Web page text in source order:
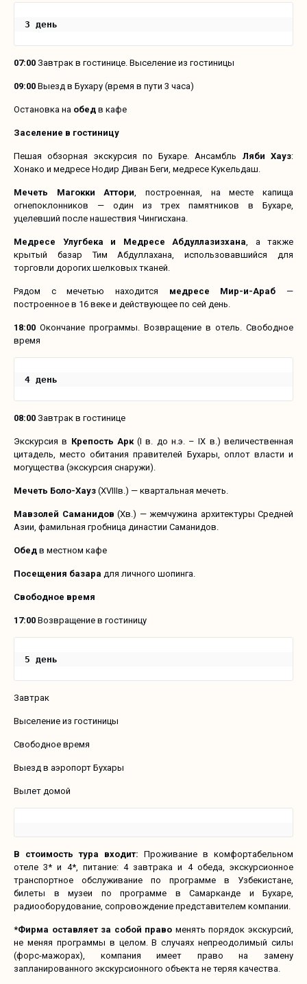
3 день
07:00 Завтрак в гостинице. Выселение из гостиницы
09:00 Выезд в Бухару (время в пути 3 часа)
Остановка на обед в кафе
Заселение в гостиницу
Пешая обзорная экскурсия по Бухаре. Ансамбль Ляби Хауз:
Хонако и медресе Нодир Диван Беги, медресе Кукельдаш.
Мечеть Магокки Аттори , построенная, на месте капища
огнепоклонников — один из трех памятников в Бухаре,
уцелевший после нашествия Чингисхана.
Медресе Улугбека и Медресе Абдуллазизхана , а также
крытый базар Тим Абдуллахана, использовавшийся для
торговли дорогих шелковых тканей.
Рядом с мечетью находится медресе Мир-и-Араб —
построенное в 16 веке и действующее по сей день.
18:00 Окончание программы. Возвращение в отель. Свободное
время
4 день
08:00 Завтрак в гостинице
Экскурсия в Крепость Арк(I в. до н.э. – IX в.) величественная
цитадель, место обитания правителей Бухары, оплот власти и
могущества (экскурсия снаружи).
Мечеть Боло-Хауз (XVIIIв.) — квартальная мечеть.
Мавзолей Саманидов (Xв.) — жемчужина архитектуры Средней
Азии, фамильная гробница династии Саманидов.
Обед в местном кафе
Посещения базара для личного шопинга.
Свободное время
17:00 Возвращение в гостиницу
5 день
Завтрак
Выселение из гостиницы
Свободное время
Выезд в аэропорт Бухары
Вылет домой
В стоимость тура входит: Проживание в комфортабельном
отеле 3* и 4*, питание: 4 завтрака и 4 обеда, экскурсионное
транспортное обслуживание по программе в Узбекистане,
билеты в музеи по программе в Самарканде и Бухаре,
радиооборудование, сопровождение представителем компании.
*Фирма оставляет за собой право менять порядок экскурсий,
не меняя программы в целом. В случаях непреодолимый силы
(форс-мажорах), компания имеет право на замену
запланированного экскурсионного объекта не теряя качества.